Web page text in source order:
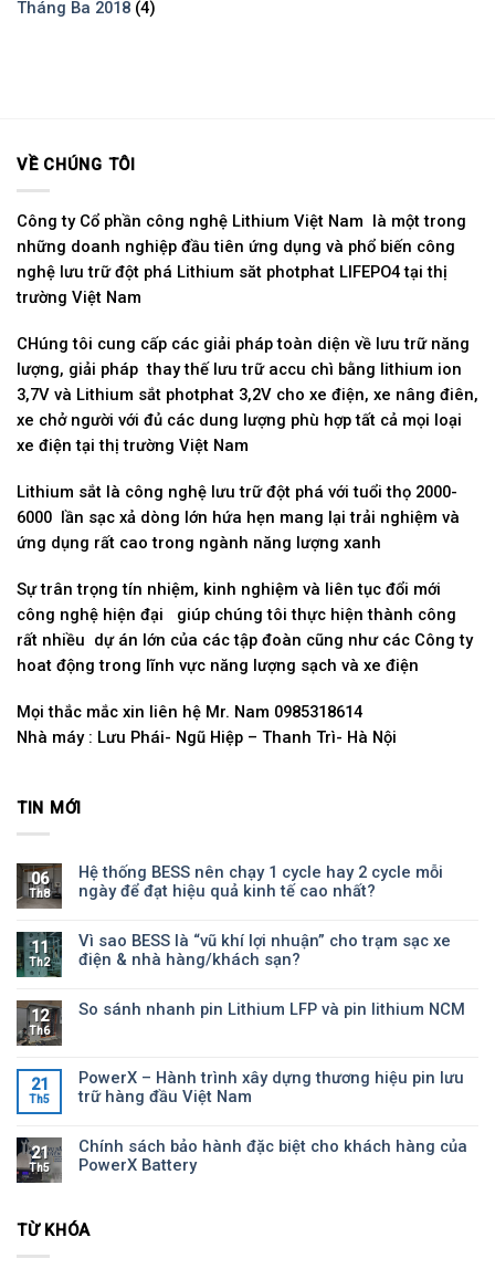
Tháng Ba 2018 (4)
VỀ CHÚNG TÔI
Công ty Cổ phần công nghệ Lithium Việt Nam là một trong
những doanh nghiệp đầu tiên ứng dụng và phổ biến công
nghệ lưu trữ đột phá Lithium săt photphat LIFEPO4 tại thị
trường Việt Nam
CHúng tôi cung cấp các giải pháp toàn diện về lưu trữ năng
lượng, giải pháp thay thế lưu trữ accu chì bằng lithium ion
3,7V và Lithium sắt photphat 3,2V cho xe điện, xe nâng điên,
xe chở người với đủ các dung lượng phù hợp tất cả mọi loại
xe điện tại thị trường Việt Nam
Lithium sắt là công nghệ lưu trữ đột phá với tuổi thọ 2000-
6000 lần sạc xả dòng lớn hứa hẹn mang lại trải nghiệm và
ứng dụng rất cao trong ngành năng lượng xanh
Sự trân trọng tín nhiệm, kinh nghiệm và liên tục đổi mới
công nghệ hiện đại giúp chúng tôi thực hiện thành công
rất nhiều dự án lớn của các tập đoàn cũng như các Công ty
hoat động trong lĩnh vực năng lượng sạch và xe điện
Mọi thắc mắc xin liên hệ Mr. Nam 0985318614
Nhà máy : Lưu Phái- Ngũ Hiệp – Thanh Trì- Hà Nội
TIN MỚI
06
Th8
Hệ thống BESS nên chạy 1 cycle hay 2 cycle mỗi
ngày để đạt hiệu quả kinh tế cao nhất?
11
Th2
Vì sao BESS là “vũ khí lợi nhuận” cho trạm sạc xe
điện & nhà hàng/khách sạn?
12
Th6
So sánh nhanh pin Lithium LFP và pin lithium NCM
21
Th5
PowerX – Hành trình xây dựng thương hiệu pin lưu
trữ hàng đầu Việt Nam
21
Th5
Chính sách bảo hành đặc biệt cho khách hàng của
PowerX Battery
TỪ KHÓA